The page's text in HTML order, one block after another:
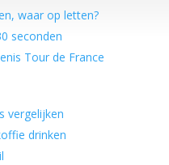
waar op letten?
seconden
Tour de France
vergelijken
drinken